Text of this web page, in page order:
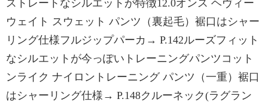
ストレートなシルエットが特徴12.0オンス ヘヴィー
ウェイト スウェット パンツ（裏起毛）裾口はシャー
リング仕様フルジップパーカ→ P.142ルーズフィット
なシルエットが今っぽいトレーニングパンツコット
ンライク ナイロントレーニング パンツ（一重）裾口
はシャーリング仕様→ P.148クルーネック(ラグラン